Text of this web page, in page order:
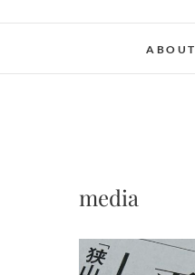
ABOUT
media